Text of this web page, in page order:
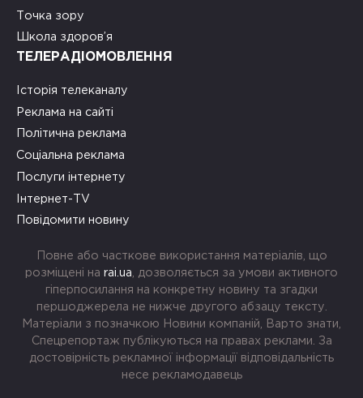
Точка зору
Школа здоров’я
ТЕЛЕРАДІОМОВЛЕННЯ
Історія телеканалу
Реклама на сайті
Політична реклама
Соціальна реклама
Послуги інтернету
Інтернет-TV
Повідомити новину
Повне або часткове використання матеріалів, що
розміщені на rai.ua , дозволяється за умови активного
гіперпосилання на конкретну новину та згадки
першоджерела не нижче другого абзацу тексту.
Матеріали з позначкою Новини компаній, Варто знати,
Спецрепортаж публікуються на правах реклами. За
достовірність рекламної інформації відповідальність
несе рекламодавець